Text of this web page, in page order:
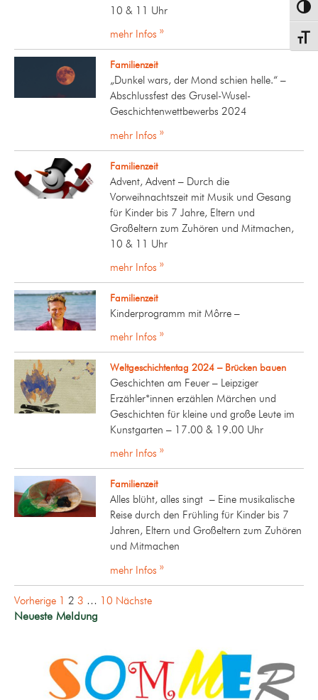
10 & 11 Uhr
mehr Infos »
Familienzeit
„Dunkel wars, der Mond schien helle.“ –
Abschlussfest des Grusel-Wusel-
Geschichtenwettbewerbs 2024
mehr Infos »
Familienzeit
Advent, Advent – Durch die
Vorweihnachtszeit mit Musik und Gesang
für Kinder bis 7 Jahre, Eltern und
Großeltern zum Zuhören und Mitmachen,
10 & 11 Uhr
mehr Infos »
Familienzeit
Kinderprogramm mit Môrre –
mehr Infos »
Weltgeschichtentag 2024 – Brücken bauen
Geschichten am Feuer – Leipziger
Erzähler*innen erzählen Märchen und
Geschichten für kleine und große Leute im
Kunstgarten – 17.00 & 19.00 Uhr
mehr Infos »
Familienzeit
Alles blüht, alles singt – Eine musikalische
Reise durch den Frühling für Kinder bis 7
Jahren, Eltern und Großeltern zum Zuhören
und Mitmachen
mehr Infos »
Seitennummerierung
der
Vorherige 1 2 3 … 10 Nächste
Neueste Meldung